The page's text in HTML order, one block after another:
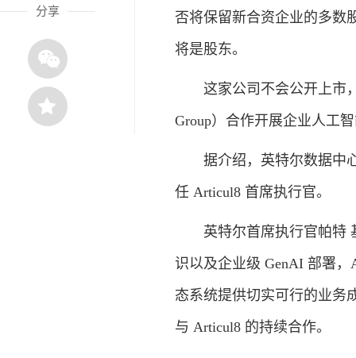
分享
否将保留新合资企业的多数
将是股东。
这家公司不会公开上市，
Group）合作开展企业人工
据介绍，英特尔数据中心
任 Articul8 首席执行官。
英特尔首席执行官帕特 基
识以及企业级 GenAI 部署
态系统提供切实可行的业务
与 Articul8 的持续合作。